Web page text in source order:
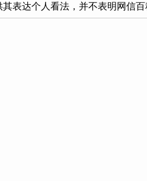
其表达个人看法，并不表明网信